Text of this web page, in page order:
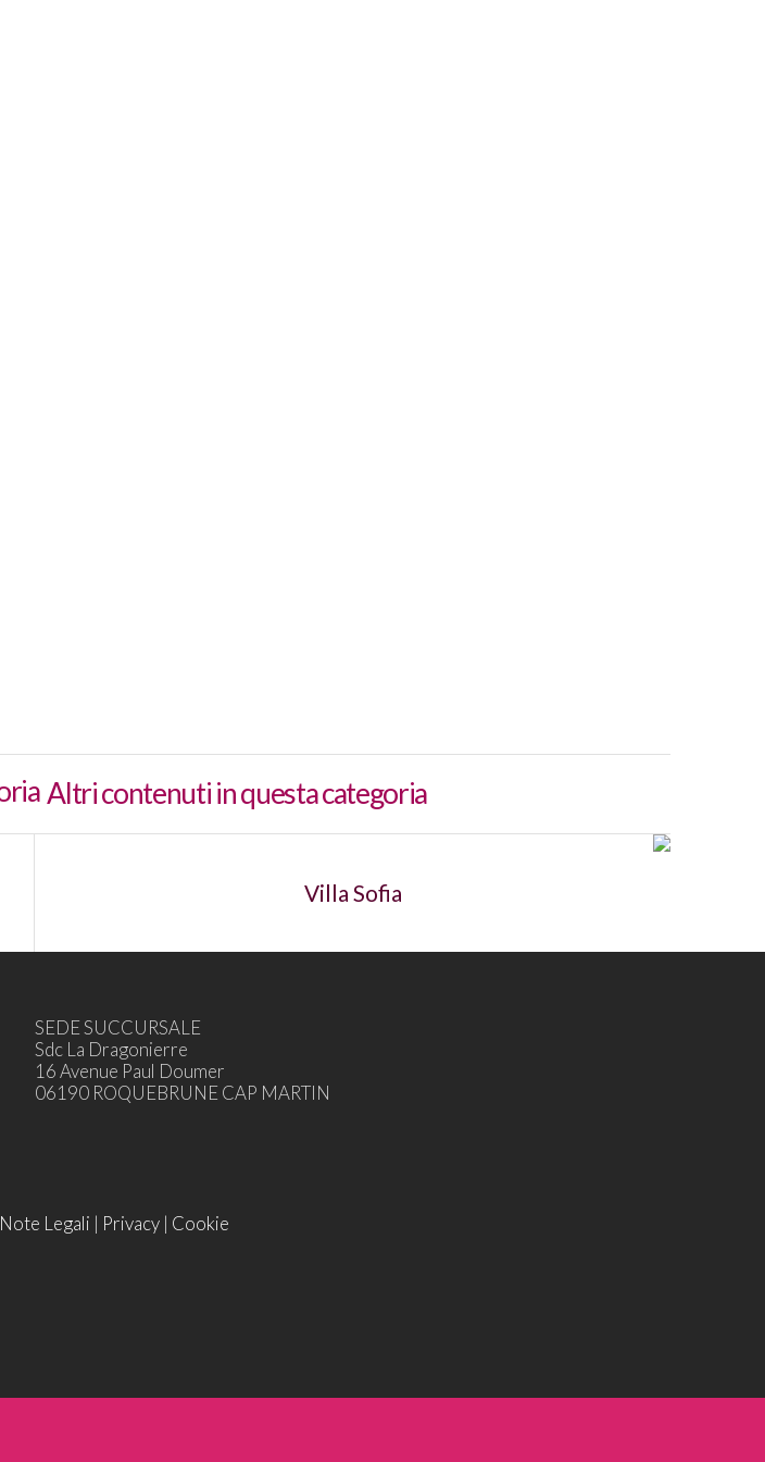
Altri contenuti in questa categoria
Villa Sofia
SEDE SUCCURSALE
Sdc La Dragonierre
16 Avenue Paul Doumer
06190 ROQUEBRUNE CAP MARTIN
Note Legali | Privacy | Cookie